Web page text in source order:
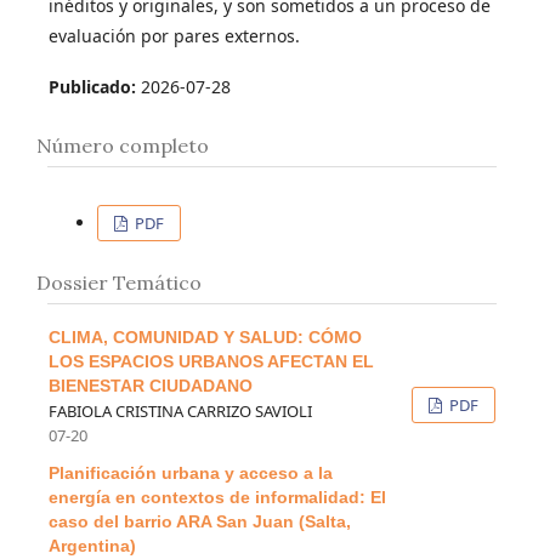
inéditos y originales, y son sometidos a un proceso de
evaluación por pares externos.
Publicado: 2026-07-28
Número completo
PDF
Dossier Temático
CLIMA, COMUNIDAD Y SALUD: CÓMO
LOS ESPACIOS URBANOS AFECTAN EL
BIENESTAR CIUDADANO
FABIOLA CRISTINA CARRIZO SAVIOLI
07-20
PDF
Planificación urbana y acceso a la
energía en contextos de informalidad: El
caso del barrio ARA San Juan (Salta,
Argentina)